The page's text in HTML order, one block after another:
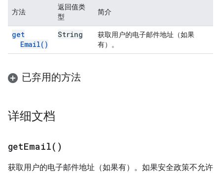
方法
返回值类
型
简介
get
Email( )
String
获取用户的电子邮件地址（如果
有）。
已弃用的方法
详细文档
getEmail( )
获取用户的电子邮件地址（如果有）。如果安全政策不允许